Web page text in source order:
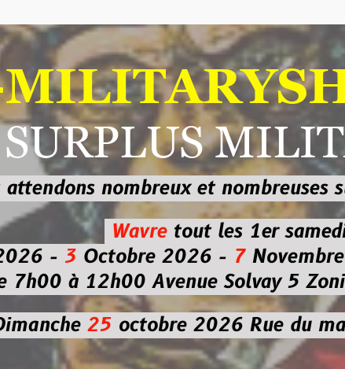
nombreux et nombreusessur les
Wavre
tout les 1er samedi
Octobre 2026 - 7Novembre 2026
12h00 Avenue Solvay 5 Zoning
25octobre 2026Rue du marché